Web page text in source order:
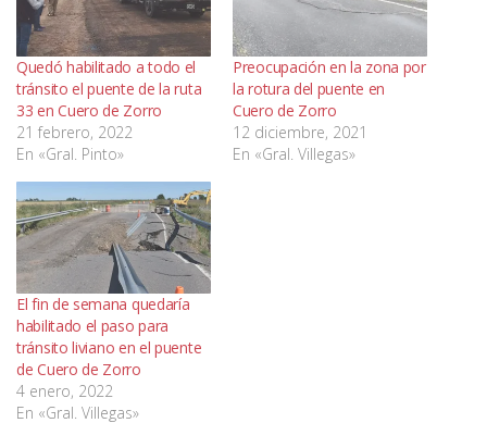
Quedó habilitado a todo el
tránsito el puente de la ruta
33 en Cuero de Zorro
21 febrero, 2022
En «Gral. Pinto»
Preocupación en la zona por
la rotura del puente en
Cuero de Zorro
12 diciembre, 2021
En «Gral. Villegas»
El fin de semana quedaría
habilitado el paso para
tránsito liviano en el puente
de Cuero de Zorro
4 enero, 2022
En «Gral. Villegas»